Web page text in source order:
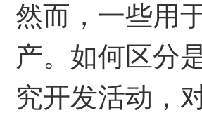
然而，一些用
产。如何区分
究开发活动，